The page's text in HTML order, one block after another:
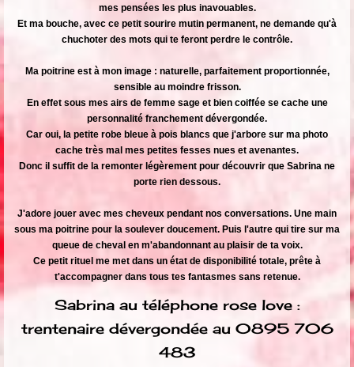
mes pensées les plus inavouables.
Et ma bouche, avec ce petit sourire mutin permanent, ne demande qu'à
chuchoter des mots qui te feront perdre le contrôle.
Ma poitrine est à mon image : naturelle, parfaitement proportionnée,
sensible au moindre frisson.
En effet sous mes airs de femme sage et bien coiffée se cache une
personnalité franchement dévergondée.
Car oui, la petite robe bleue à pois blancs que j'arbore sur ma photo
cache très mal mes petites fesses nues et avenantes.
Donc il suffit de la remonter légèrement pour découvrir que Sabrina ne
porte rien dessous.
J'adore jouer avec mes cheveux pendant nos conversations. Une main
sous ma poitrine pour la soulever doucement. Puis l'autre qui tire sur ma
queue de cheval en m'abandonnant au plaisir de ta voix.
Ce petit rituel me met dans un état de disponibilité totale, prête à
t'accompagner dans tous tes fantasmes sans retenue.
Sabrina au téléphone rose love :
trentenaire dévergondée au 0895 706
483